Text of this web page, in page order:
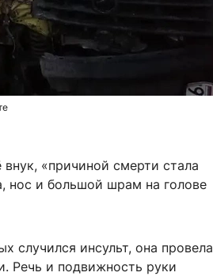
«причиной смерти стала
нос и большой шрам на голове
случился инсульт, она провела
Речь и подвижность руки